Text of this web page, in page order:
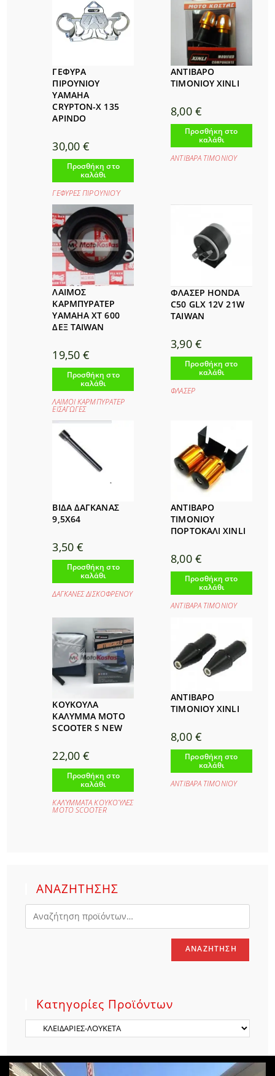
ΓΕΦΥΡΑ
ΠΙΡΟΥΝΙΟΥ
YAMAHA
CRYPTON-X 135
APINDO
30,00€
Προσθήκη στο
καλάθι
ΓΕΦΥΡΕΣ ΠΙΡΟΥΝΙΟΎ
ΑΝΤΙΒΑΡΟ
ΤΙΜΟΝΙΟΥ XINLI
8,00 €
Προσθήκη στο
καλάθι
ΑΝΤΙΒΑΡΑ ΤΙΜΟΝΙΟΥ
ΛΑΙΜΟΣ
ΚΑΡΜΠΥΡΑΤΕΡ
YAMAHA XT 600
ΔΕΞ TAIWAN
19,50€
Προσθήκη στο
καλάθι
ΛΑΙΜΟΙ ΚΑΡΜΠΥΡΑΤΕΡ
ΕΙΣΑΓΩΓΕΣ
ΦΛΑΣΕΡ HONDA
C50 GLX 12V 21W
TAIWAN
3,90 €
Προσθήκη στο
καλάθι
ΦΛΑΣΕΡ
ΒΙΔΑ ΔΑΓΚΑΝΑΣ
9,5Χ64
3,50 €
Προσθήκη στο
καλάθι
ΔΑΓΚΑΝΕΣ ΔΙΣΚΟΦΡΕΝΟΥ
ΑΝΤΙΒΑΡΟ
ΤΙΜΟΝΙΟΥ
ΠΟΡΤΟΚΑΛΙ XINLI
8,00 €
Προσθήκη στο
καλάθι
ΑΝΤΙΒΑΡΑ ΤΙΜΟΝΙΟΥ
ΚΟΥΚΟΥΛΑ
ΚΑΛΥΜΜΑ MOTO
SCOOTER S NEW
22,00€
Προσθήκη στο
καλάθι
ΚΑΛΎΜΜΑΤΑ ΚΟΥΚΟΎΛΕΣ
ΜΟΤΟ SCOOTER
ΑΝΤΙΒΑΡΟ
ΤΙΜΟΝΙΟΥ XINLI
8,00 €
Προσθήκη στο
καλάθι
ΑΝΤΙΒΑΡΑ ΤΙΜΟΝΙΟΥ
ΑΝΑΖΗΤΗΣΗΣ
ΑΝΑΖΉΤΗΣΗ
Κατηγορίες Προϊόντων